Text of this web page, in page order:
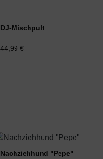
DJ-Mischpult
44,99 €
Nachziehhund "Pepe"